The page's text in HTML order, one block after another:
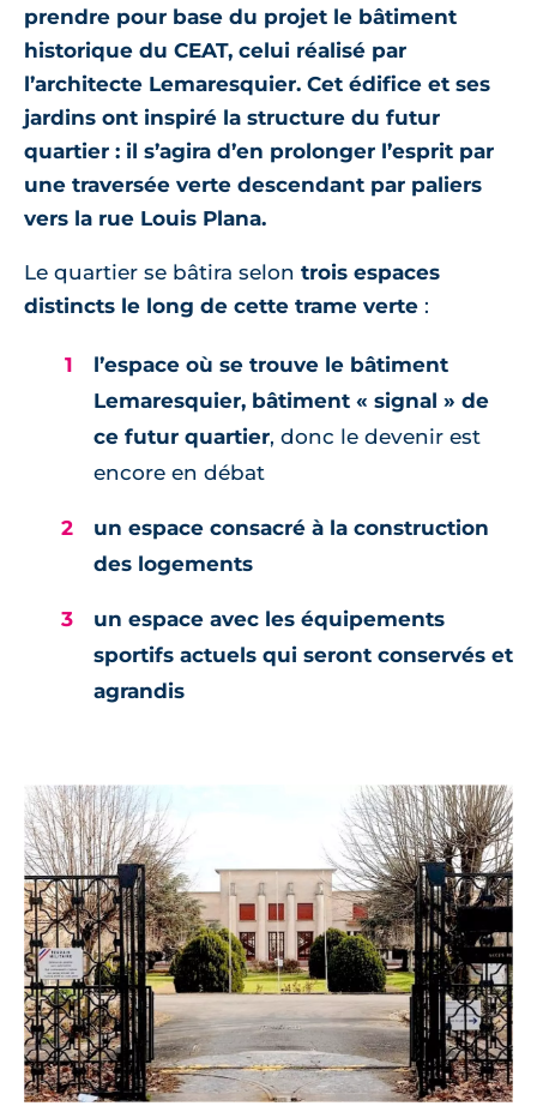
prendre pour base du projet le bâtiment
historique du CEAT, celui réalisé par
l’architecte Lemaresquier. Cet édifice et ses
jardins ont inspiré la structure du futur
quartier : il s’agira d’en prolonger l’esprit par
une traversée verte descendant par paliers
vers la rue Louis Plana.
Le quartier se bâtira selon trois espaces
distincts le long de cette trame verte :
l’espace où se trouve le bâtiment
Lemaresquier, bâtiment « signal » de
ce futur quartier, donc le devenir est
encore en débat
un espace consacré à la construction
des logements
un espace avec les équipements
sportifs actuels qui seront conservés et
agrandis